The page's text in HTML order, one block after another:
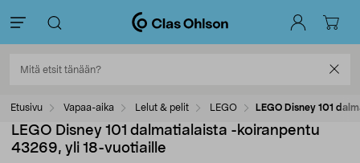
Etusivu Vapaa-aika Lelut & pelit LEGO LEGO Disney 101
LEGO Disney 101 dalmatialaista -koiranpentu
43269, yli 18-vuotiaille